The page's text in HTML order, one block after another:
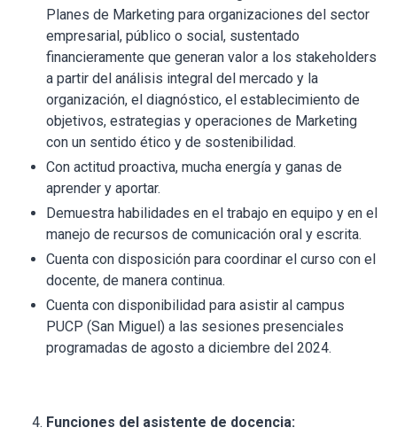
Planes de Marketing para organizaciones del sector
empresarial, público o social, sustentado
financieramente que generan valor a los stakeholders
a partir del análisis integral del mercado y la
organización, el diagnóstico, el establecimiento de
objetivos, estrategias y operaciones de Marketing
con un sentido ético y de sostenibilidad.
Con actitud proactiva, mucha energía y ganas de
aprender y aportar.
Demuestra habilidades en el trabajo en equipo y en el
manejo de recursos de comunicación oral y escrita.
Cuenta con disposición para coordinar el curso con el
docente, de manera continua.
Cuenta con disponibilidad para asistir al campus
PUCP (San Miguel) a las sesiones presenciales
programadas de agosto a diciembre del 2024.
Funciones del asistente de docencia: